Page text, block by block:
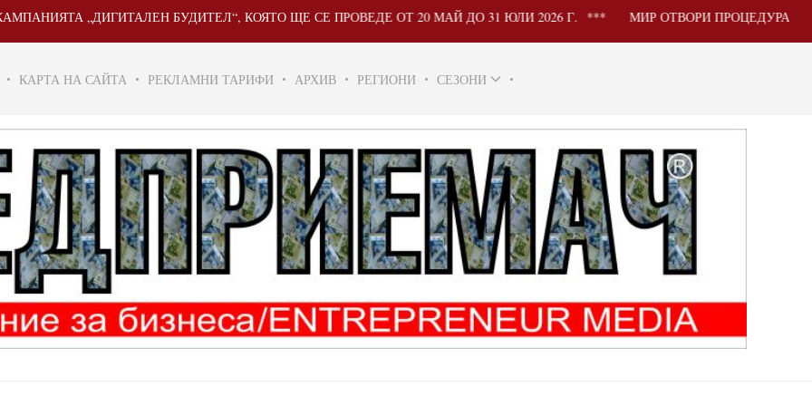
„ДИГИТАЛЕН БУДИТЕЛ“, КОЯТО ЩЕ СЕ ПРОВЕДЕ ОТ 20 МАЙ ДО 31 ЮЛИ 2026 Г. МИР ОТВОРИ ПРОЦЕДУРА ЗА
КАРТА НА САЙТА РЕКЛАМНИ ТАРИФИ АРХИВ РЕГИОНИ СЕЗОНИ